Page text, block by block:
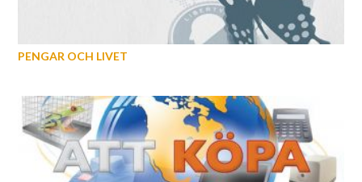
PENGAR OCH LIVET